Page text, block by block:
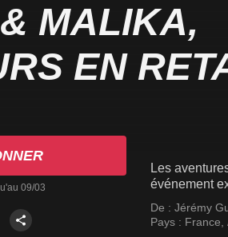
MALIKA,
EN
09/03
Les
événement
De : Jérémy
Pays : France